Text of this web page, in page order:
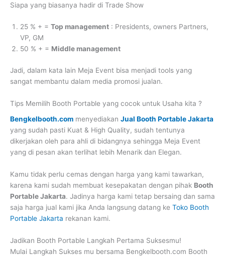
Siapa yang biasanya hadir di Trade Show
25 % + = Top management : Presidents, owners Partners,
VP, GM
50 % + = Middle management
Jadi, dalam kata lain Meja Event bisa menjadi tools yang
sangat membantu dalam media promosi jualan.
Tips Memilih Booth Portable yang cocok untuk Usaha kita ?
Bengkelbooth.com menyediakan Jual Booth Portable Jakarta
yang sudah pasti Kuat & High Quality, sudah tentunya
dikerjakan oleh para ahli di bidangnya sehingga Meja Event
yang di pesan akan terlihat lebih Menarik dan Elegan.
Kamu tidak perlu cemas dengan harga yang kami tawarkan,
karena kami sudah membuat kesepakatan dengan pihak Booth
Portable Jakarta. Jadinya harga kami tetap bersaing dan sama
saja harga jual kami jika Anda langsung datang ke Toko Booth
Portable Jakarta rekanan kami.
Jadikan Booth Portable Langkah Pertama Suksesmu!
Mulai Langkah Sukses mu bersama Bengkelbooth.com Booth